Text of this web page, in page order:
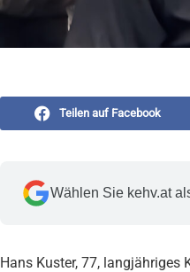
Teilen auf Facebook
Wählen Sie kehv.at
Hans Kuster, 77, langjähriges